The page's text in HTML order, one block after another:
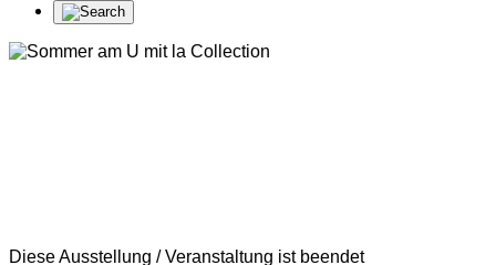
Diese Ausstellung / Veranstaltung ist beendet